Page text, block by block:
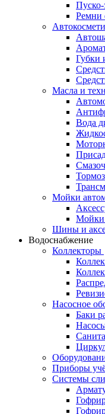
Пуско-
Ремни
Губки
Масла и
Вода
Мойки
Мойки
Шины и
Водоснабжение
Коллекторы
Насосное
Баки
Приборы
Системы